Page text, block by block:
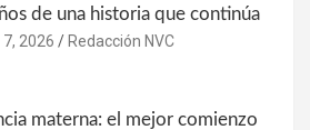
de una historia que continúa
2026 Redacción NVC
materna: el mejor comienzo